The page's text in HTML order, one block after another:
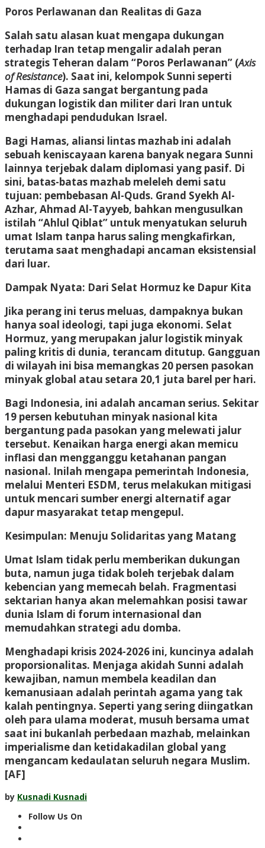
Poros Perlawanan dan Realitas di Gaza
Salah satu alasan kuat mengapa dukungan
terhadap Iran tetap mengalir adalah peran
strategis Teheran dalam “Poros Perlawanan” (Axis
of Resistance). Saat ini, kelompok Sunni seperti
Hamas di Gaza sangat bergantung pada
dukungan logistik dan militer dari Iran untuk
menghadapi pendudukan Israel.
Bagi Hamas, aliansi lintas mazhab ini adalah
sebuah keniscayaan karena banyak negara Sunni
lainnya terjebak dalam diplomasi yang pasif. Di
sini, batas-batas mazhab meleleh demi satu
tujuan: pembebasan Al-Quds. Grand Syekh Al-
Azhar, Ahmad Al-Tayyeb, bahkan mengusulkan
istilah “Ahlul Qiblat” untuk menyatukan seluruh
umat Islam tanpa harus saling mengkafirkan,
terutama saat menghadapi ancaman eksistensial
dari luar.
Dampak Nyata: Dari Selat Hormuz ke Dapur Kita
Jika perang ini terus meluas, dampaknya bukan
hanya soal ideologi, tapi juga ekonomi. Selat
Hormuz, yang merupakan jalur logistik minyak
paling kritis di dunia, terancam ditutup. Gangguan
di wilayah ini bisa memangkas 20 persen pasokan
minyak global atau setara 20,1 juta barel per hari.
Bagi Indonesia, ini adalah ancaman serius. Sekitar
19 persen kebutuhan minyak nasional kita
bergantung pada pasokan yang melewati jalur
tersebut. Kenaikan harga energi akan memicu
inflasi dan mengganggu ketahanan pangan
nasional. Inilah mengapa pemerintah Indonesia,
melalui Menteri ESDM, terus melakukan mitigasi
untuk mencari sumber energi alternatif agar
dapur masyarakat tetap mengepul.
Kesimpulan: Menuju Solidaritas yang Matang
Umat Islam tidak perlu memberikan dukungan
buta, namun juga tidak boleh terjebak dalam
kebencian yang memecah belah. Fragmentasi
sektarian hanya akan melemahkan posisi tawar
dunia Islam di forum internasional dan
memudahkan strategi adu domba.
Menghadapi krisis 2024-2026 ini, kuncinya adalah
proporsionalitas. Menjaga akidah Sunni adalah
kewajiban, namun membela keadilan dan
kemanusiaan adalah perintah agama yang tak
kalah pentingnya. Seperti yang sering diingatkan
oleh para ulama moderat, musuh bersama umat
saat ini bukanlah perbedaan mazhab, melainkan
imperialisme dan ketidakadilan global yang
mengancam kedaulatan seluruh negara Muslim.
[AF]
by Kusnadi Kusnadi
Follow Us On